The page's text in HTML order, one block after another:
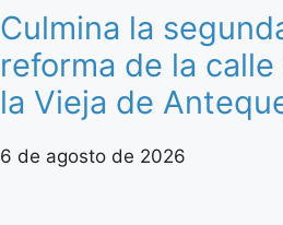
Culmina la
reforma de la
la Vieja de
6 de agosto de 2026